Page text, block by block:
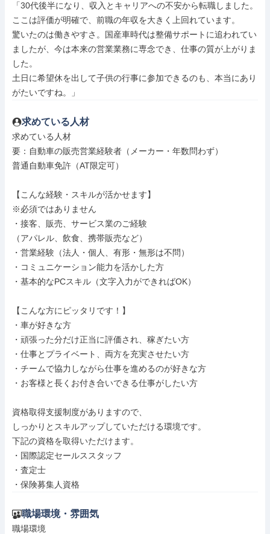
「30代後半になり、収入とキャリアへの不安から転職しました。
ここは評価が明確で、前職の年収を大きく上回れています。
驚いたのは働きやすさ。国産車時代は整備サポートに追われてい
ましたが、今は本来の営業業務に専念でき、仕事の質が上がりま
した。
土日に希望休を出して子供の行事に参加できるのも、本当にあり
がたいですね。」
求めている人材
求めている人材
要：自動車の販売営業経験者（メーカー・年数問わず）
普通自動車免許（AT限定可）
【こんな経験・スキルが活かせます】
※必須ではありません
・接客、販売、サービス業のご経験
（アパレル、飲食、携帯販売など）
・営業経験（法人・個人、有形・無形は不問）
・コミュニケーション能力を活かした方
・基本的なPCスキル（文字入力ができればOK）
【こんな方にピッタリです！】
・車が好きな方
・頑張った分だけ正当に評価され、稼ぎたい方
・仕事とプライベート、両方を充実させたい方
・チームで協力しながら仕事を進めるのが好きな方
・お客様と長くお付き合いできる仕事がしたい方
資格取得支援制度がありますので、
しっかりとスキルアップしていただける環境です。
下記の資格を取得いただけます。
・国際認定セールススタッフ
・査定士
・保険募集人資格
職場環境・雰囲気
職場環境